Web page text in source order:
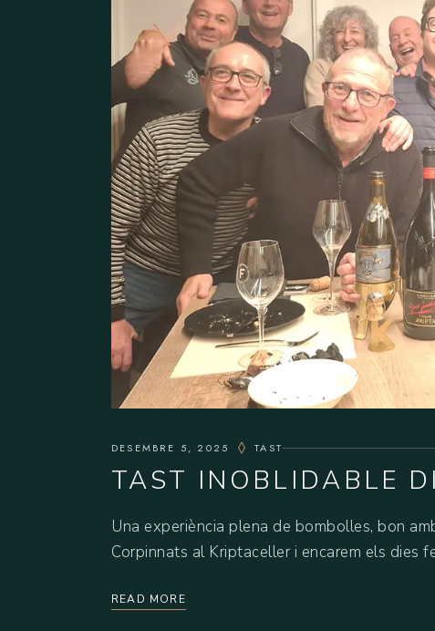
DESEMBRE 5, 2025 TAST
TAST INOBLIDABLE
Una experiència plena de bombolles, bon
Corpinnats al Kriptaceller i encarem els dies
READ MORE